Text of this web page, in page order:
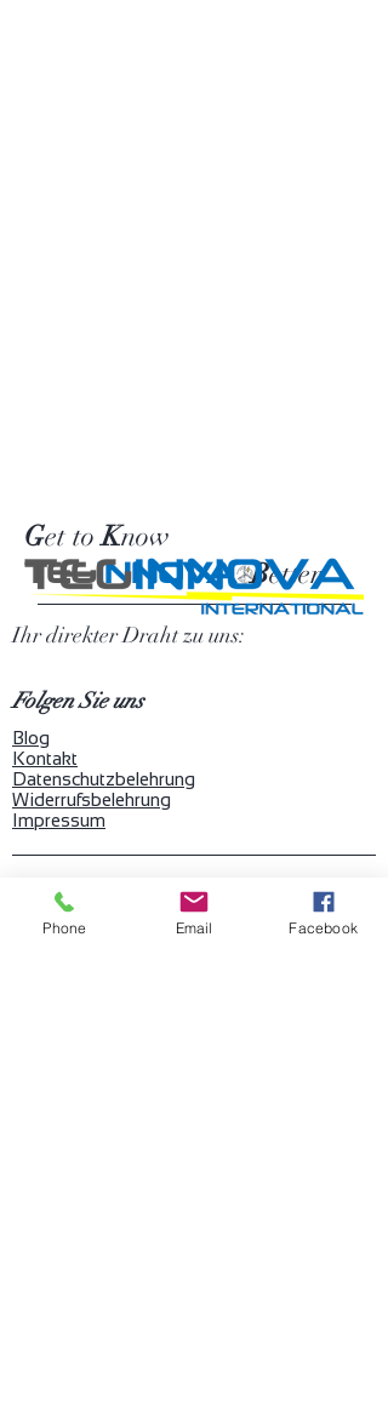
Get toKnow
TEGINNOVA Better
Ihr direkter Draht zu uns:
Folgen Sie uns
Blog
Kontakt
Datenschutzbelehrung
Widerrufsbelehrung
Impressum
Instagram
Phone Email Facebook